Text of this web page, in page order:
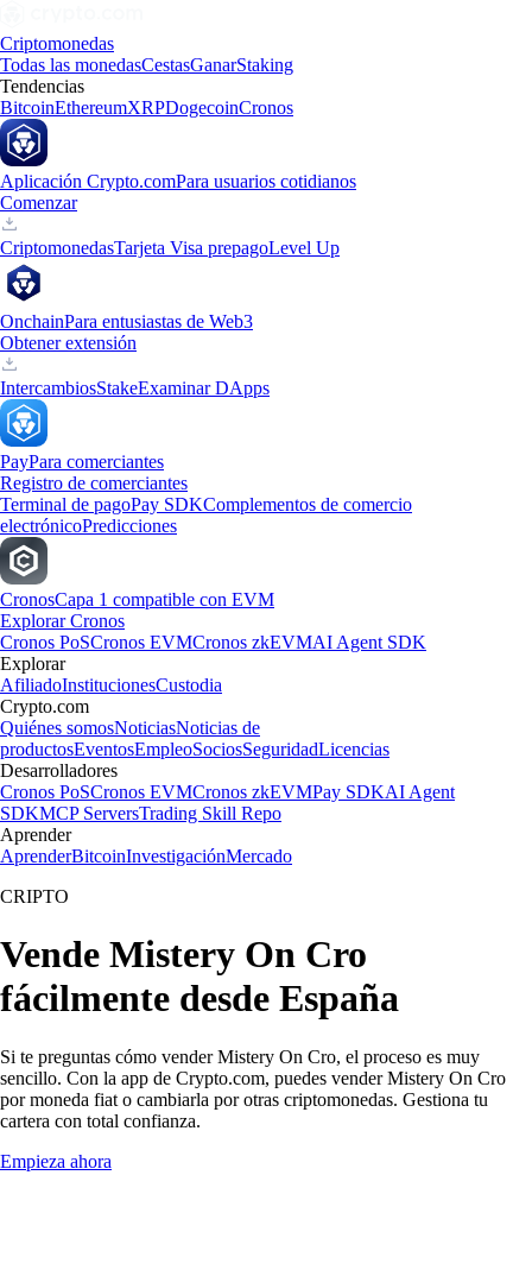
Criptomonedas
Todas las monedasCestasGanarStaking
Tendencias
BitcoinEthereumXRPDogecoinCronos
Aplicación Crypto.comPara usuarios cotidianos
Comenzar
CriptomonedasTarjeta Visa prepagoLevel Up
OnchainPara entusiastas de Web3
Obtener extensión
IntercambiosStakeExaminar DApps
PayPara comerciantes
Registro de comerciantes
Terminal de pagoPay SDKComplementos de comercio
electrónicoPredicciones
CronosCapa 1 compatible con EVM
Explorar Cronos
Cronos PoSCronos EVMCronos zkEVMAI Agent SDK
Explorar
AfiliadoInstitucionesCustodia
Crypto.com
Quiénes somosNoticiasNoticias de
productosEventosEmpleoSociosSeguridadLicencias
Desarrolladores
Cronos PoSCronos EVMCronos zkEVMPay SDKAI Agent
SDKMCP ServersTrading Skill Repo
Aprender
AprenderBitcoinInvestigaciónMercado
CRIPTO
Vende Mistery On Cro
fácilmente desde España
Si te preguntas cómo vender Mistery On Cro, el proceso es muy
sencillo. Con la app de Crypto.com, puedes vender Mistery On Cro
por moneda fiat o cambiarla por otras criptomonedas. Gestiona tu
cartera con total confianza.
Empieza ahora